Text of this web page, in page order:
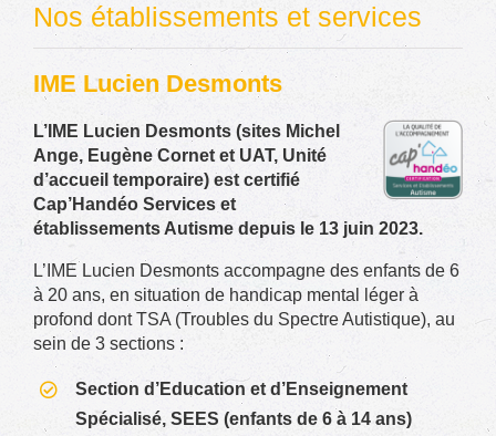
Nos établissements et services
IME Lucien Desmonts
L’IME Lucien Desmonts (sites Michel
Ange, Eugène Cornet et UAT, Unité
d’accueil temporaire) est certifié
Cap’Handéo Services et
établissements Autisme depuis le 13 juin 2023.
L’IME Lucien Desmonts accompagne des enfants de 6
à 20 ans, en situation de handicap mental léger à
profond dont TSA (Troubles du Spectre Autistique), au
sein de 3 sections :
Section d’Education et d’Enseignement
Spécialisé, SEES (enfants de 6 à 14 ans)